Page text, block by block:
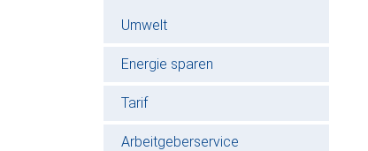
Umwelt
Energie sparen
Tarif
Arbeitgeberservice